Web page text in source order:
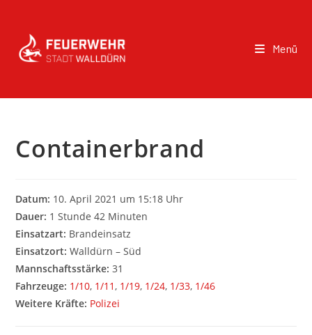
Menü
Containerbrand
Datum: 10. April 2021 um 15:18 Uhr
Dauer: 1 Stunde 42 Minuten
Einsatzart: Brandeinsatz
Einsatzort: Walldürn – Süd
Mannschaftsstärke: 31
Fahrzeuge: 1/10, 1/11, 1/19, 1/24, 1/33, 1/46
Weitere Kräfte: Polizei